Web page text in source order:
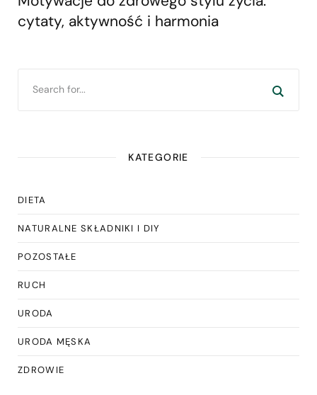
cytaty, aktywność i harmonia
KATEGORIE
DIETA
NATURALNE SKŁADNIKI I DIY
POZOSTAŁE
RUCH
URODA
URODA MĘSKA
ZDROWIE